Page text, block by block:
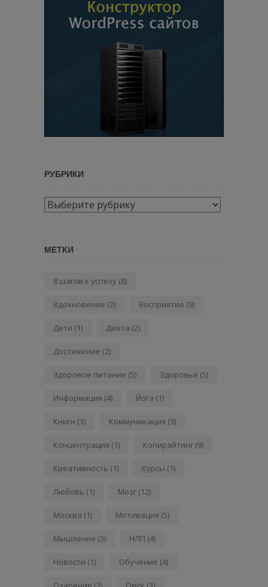
РУБРИКИ
Рубрики
МЕТКИ
8 шагов к успеху (8)
Вдохновение (2) Восприятие (9)
Дети (1) Диета (2)
Достижение (2)
Здоровое питание (5) Здоровье (5)
Информация (4) Йога (1)
Книги (3) Коммуникация (3)
Концентрация (1) Копирайтинг (9)
Креативность (1) Курсы (1)
Любовь (1) Мозг (12)
Москва (1) Мотивация (5)
Мышление (3) НЛП (4)
Новости (1) Обучение (4)